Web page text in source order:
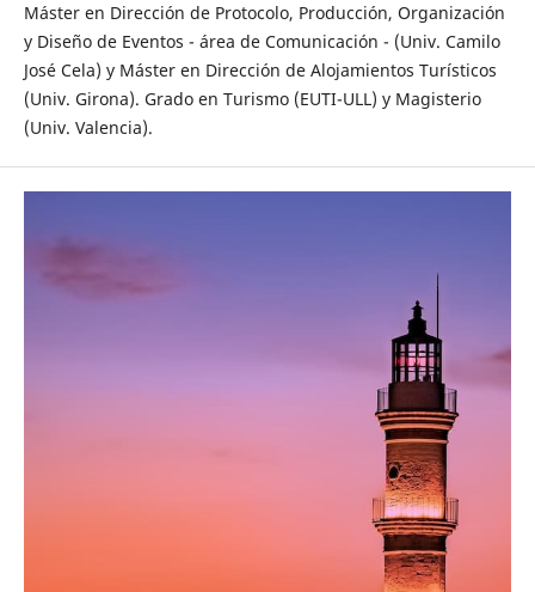
Máster en Dirección de Protocolo, Producción, Organización
y Diseño de Eventos - área de Comunicación - (Univ. Camilo
José Cela) y Máster en Dirección de Alojamientos Turísticos
(Univ. Girona). Grado en Turismo (EUTI-ULL) y Magisterio
(Univ. Valencia).